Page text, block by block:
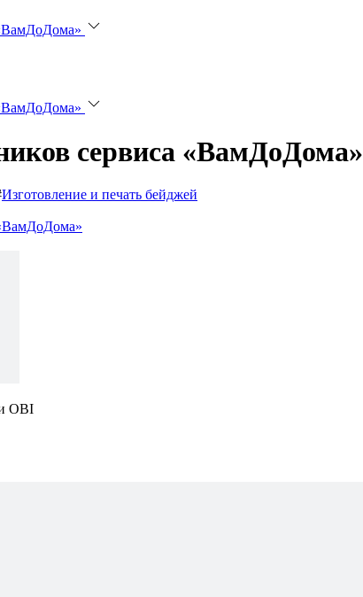
сервиса «ВамДоДома»
Изготовление и печать бейджей
OBI